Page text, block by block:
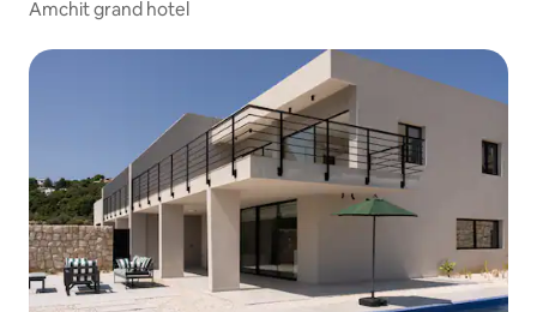
Amchit grand hotel